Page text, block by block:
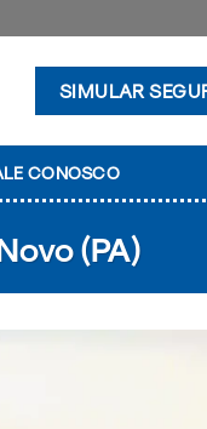
SIMULAR
CONOSCO
(PA)